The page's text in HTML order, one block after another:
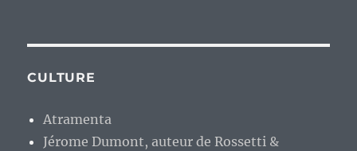
CULTURE
Atramenta
Jérome Dumont, auteur de Rossetti &